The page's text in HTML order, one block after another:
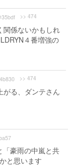
>> 474
関係ないかもしれ
４番増強の
>> 474
がる、ダンテさん
「豪雨の中嵐と共
と思います